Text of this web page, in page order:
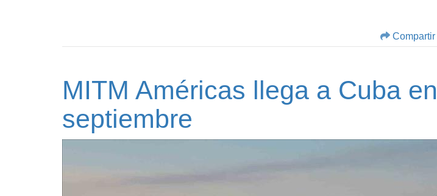
Compartir
MITM Américas llega a Cuba en
septiembre